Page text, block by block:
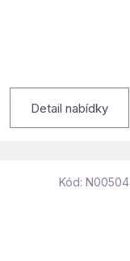
Detail nabídky
Kód: N00504